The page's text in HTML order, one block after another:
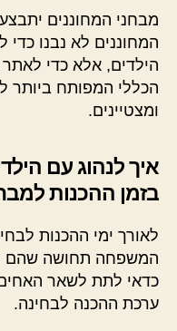
מבחני המחוננים
המחוננים לא נבנו
הילדים, אלא כדי
הכללי המפותח ביותר
ומצטיינים.
איך לנהוג עם
בזמן ההכנות
לאורך ימי ההכנות
המשפחה תחושה שהם
כדאי לתת לשאר
ערכת ההכנה לבחינה.